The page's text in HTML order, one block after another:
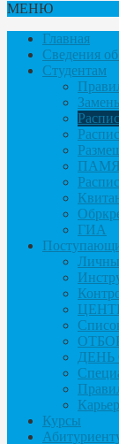
МЕНЮ
Главная
Сведения
Студентам
ГИА
Курсы